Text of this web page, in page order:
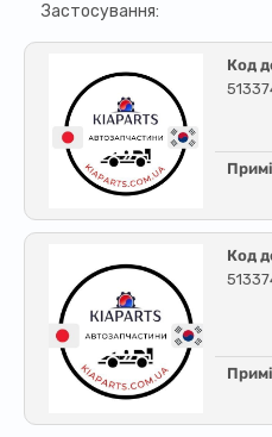
Застосування:
Код
Код